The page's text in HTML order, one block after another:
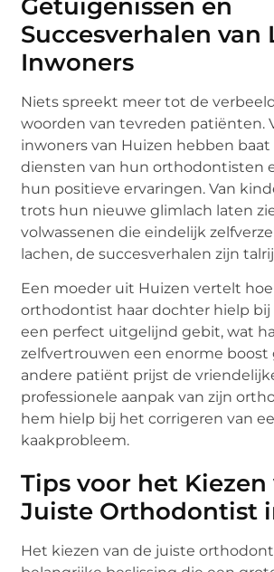
Getuigenissen en
Succesverhalen van
Inwoners
Niets spreekt meer tot de
woorden van tevreden patiënten.
inwoners van Huizen hebben
diensten van hun orthodontisten
hun positieve ervaringen. Van
trots hun nieuwe glimlach laten
volwassenen die eindelijk
lachen, de succesverhalen zijn
Een moeder uit Huizen vertelt
orthodontist haar dochter hielp
een perfect uitgelijnd gebit, wat
zelfvertrouwen een enorme boost
andere patiënt prijst de
professionele aanpak van zijn
hem hielp bij het corrigeren van
kaakprobleem.
Tips voor het Kiezen
Juiste Orthodontist
Het kiezen van de juiste